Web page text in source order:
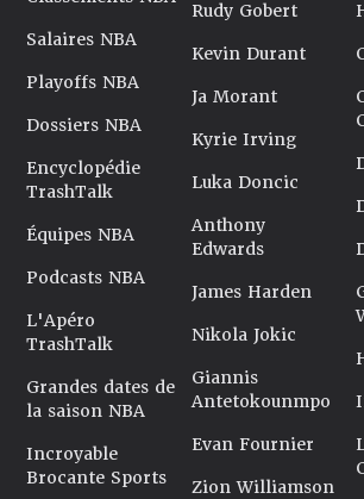
Salaires NBA
Playoffs NBA
Dossiers NBA
Encyclopédie
TrashTalk
Équipes NBA
Podcasts NBA
L'Apéro
TrashTalk
Grandes dates de
la saison NBA
Incroyable
Brocante Sports
Rudy Gobert
Kevin Durant
Ja Morant
Kyrie Irving
Luka Doncic
Anthony
Edwards
James Harden
Nikola Jokic
Giannis
Antetokounmpo
Evan Fournier
Zion Williamson